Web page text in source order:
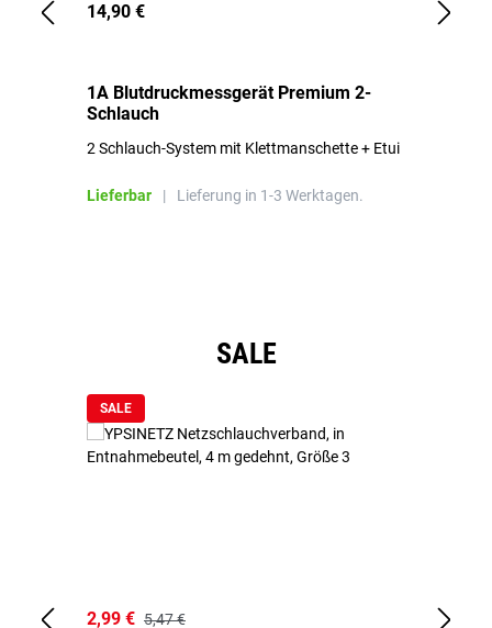
14,90 €
1A Blutdruckmessgerät Premium 2-
Schlauch
2 Schlauch-System mit Klettmanschette + Etui
Lieferbar | Lieferung in 1-3 Werktagen.
SALE
SALE
2,99 € 5,47 €